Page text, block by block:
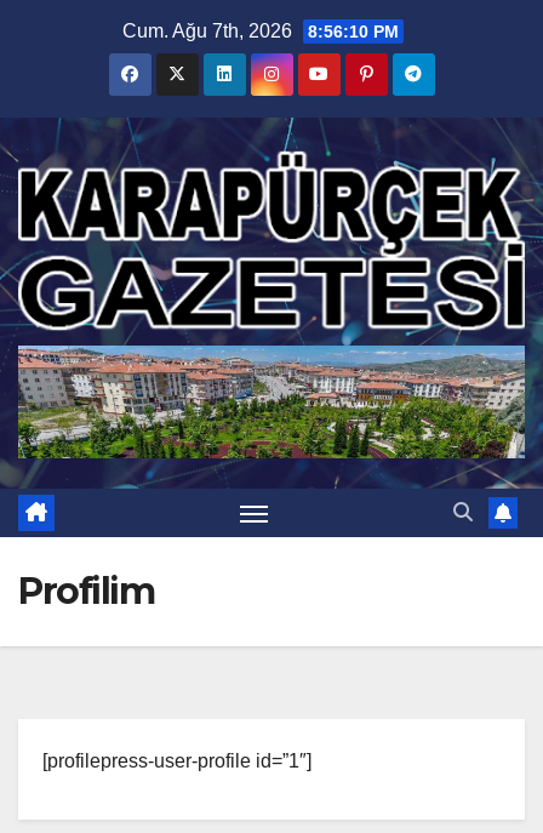
Cum. Ağu 7th, 2026 8:56:10 PM
Profilim
[profilepress-user-profile id=”1″]